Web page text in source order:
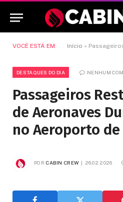
VOCÊ ESTÁ EM: Início » Passageiros Restritos a
DESTAQUES DO DIA NENHUM
Passageiros
de Aeronaves
no Aeroporto
POR CABIN CREW 26.02.2026